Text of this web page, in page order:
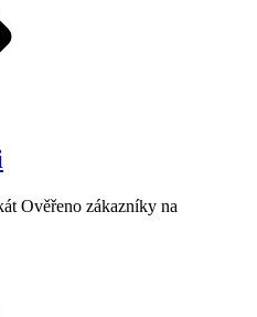
Ověřeno zákazníky na